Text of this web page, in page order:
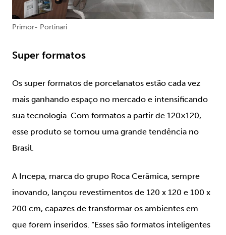
Primor- Portinari
Super formatos
Os super formatos de porcelanatos estão cada vez
mais ganhando espaço no mercado e intensificando
sua tecnologia. Com formatos a partir de 120×120,
esse produto se tornou uma grande tendência no
Brasil.
A Incepa, marca do grupo Roca Cerâmica, sempre
inovando, lançou revestimentos de 120 x 120 e 100 x
200 cm, capazes de transformar os ambientes em
que forem inseridos. “Esses são formatos inteligentes